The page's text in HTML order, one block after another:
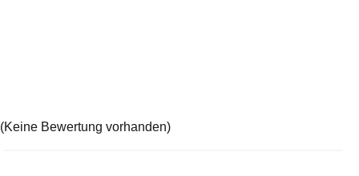
(Keine Bewertung vorhanden)